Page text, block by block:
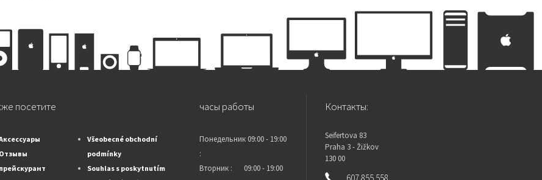
посетите
Отзывы
прейскурант
Všeobecné obchodní
podmínky
Souhlas s poskytnutím
часы работы
Понедельник
:
09:00 - 19:00
Вторник :
09:00 - 19:00
Контакты:
Seifertova 83
Praha 3 - Žižkov
130 00